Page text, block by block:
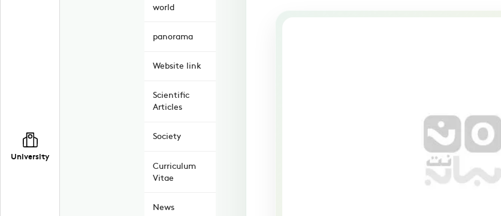
University
world
panorama
Website link
Scientific
Articles
Society
Curriculum
Vitae
News